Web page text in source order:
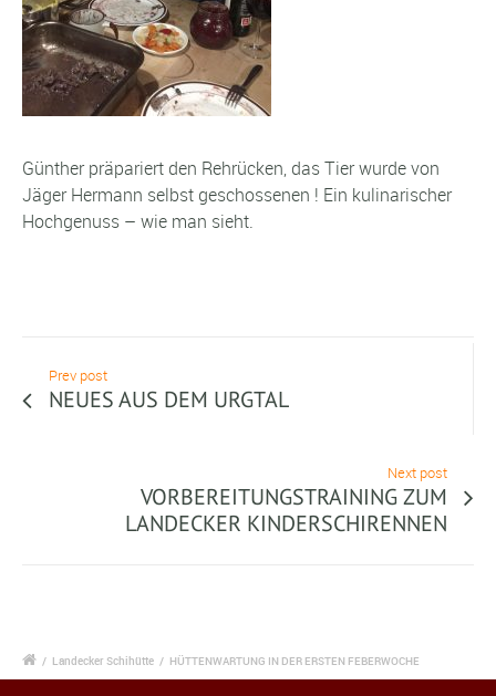
Günther präpariert den Rehrücken, das Tier wurde von
Jäger Hermann selbst geschossenen ! Ein kulinarischer
Hochgenuss – wie man sieht.
Prev post
NEUES AUS DEM URGTAL
Next post
VORBEREITUNGSTRAINING ZUM
LANDECKER KINDERSCHIRENNEN
/ Landecker Schihütte / HÜTTENWARTUNG IN DER ERSTEN FEBERWOCHE